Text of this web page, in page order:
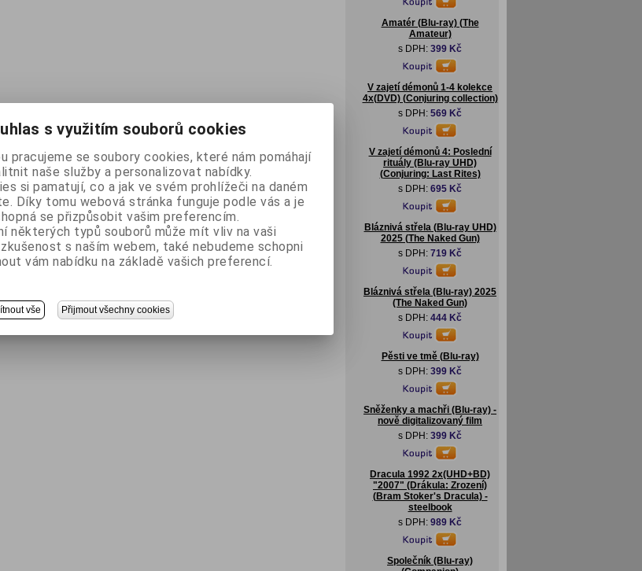
Amatér (Blu-ray) (The
Amateur)
s DPH: 399 Kč
V zajetí démonů 1-4 kolekce
4x(DVD) (Conjuring collection)
s DPH: 569 Kč
V zajetí démonů 4: Poslední
rituály (Blu-ray UHD)
(Conjuring: Last Rites)
s DPH: 695 Kč
Bláznivá střela (Blu-ray UHD)
2025 (The Naked Gun)
s DPH: 719 Kč
Bláznivá střela (Blu-ray) 2025
(The Naked Gun)
s DPH: 444 Kč
Pěsti ve tmě (Blu-ray)
s DPH: 399 Kč
Sněženky a machři (Blu-ray) -
nově digitalizovaný film
s DPH: 399 Kč
Dracula 1992 2x(UHD+BD)
"2007" (Drákula: Zrození)
(Bram Stoker's Dracula) -
steelbook
s DPH: 989 Kč
Společník (Blu-ray)
s využitím souborů cookies
pracujeme se soubory cookies, které nám pomáhají
naše služby a personalizovat nabídky.
si pamatují, co a jak ve svém prohlížeči na daném
Díky tomu webová stránka funguje podle vás a je
se přizpůsobit vašim preferencím.
některých typů souborů může mít vliv na vaši
s naším webem, také nebudeme schopni
vám nabídku na základě vašich preferencí.
vše Přijmout všechny cookies